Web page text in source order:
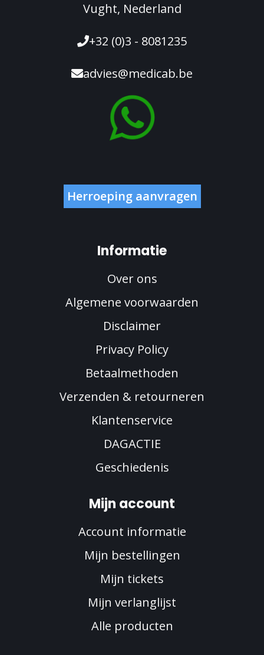
Vught, Nederland
+32 (0)3 - 8081235
advies@medicab.be
Herroeping aanvragen
Informatie
Over ons
Algemene voorwaarden
Disclaimer
Privacy Policy
Betaalmethoden
Verzenden & retourneren
Klantenservice
DAGACTIE
Geschiedenis
Mijn account
Account informatie
Mijn bestellingen
Mijn tickets
Mijn verlanglijst
Alle producten